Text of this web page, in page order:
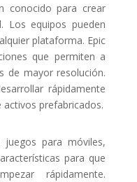
conocido para crear
Los equipos pueden
plataforma. Epic
que permiten a
de mayor resolución.
rápidamente
prefabricados.
para móviles,
para que
rápidamente.